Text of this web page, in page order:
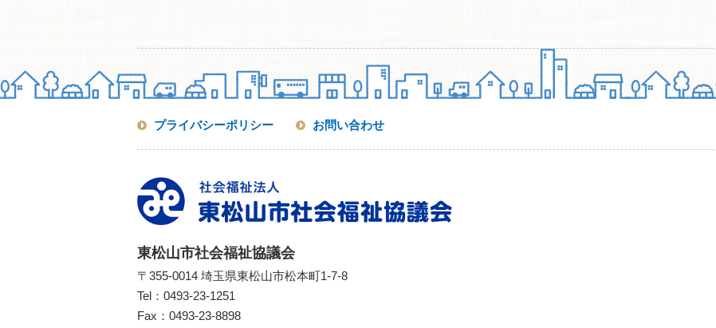
プライバシーポリシー お問い合わせ
東松山市社会福祉協議会
〒355-0014 埼玉県東松山市松本町1-7-8
Tel： 0493-23-1251
Fax：0493-23-8898